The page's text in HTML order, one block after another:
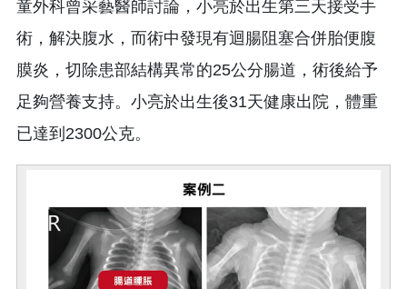
童外科曾采藝醫師討論，小亮於出生第三天接受手
術，解決腹水，而術中發現有迴腸阻塞合併胎便腹
膜炎，切除患部結構異常的25公分腸道，術後給予
足夠營養支持。小亮於出生後31天健康出院，體重
已達到2300公克。